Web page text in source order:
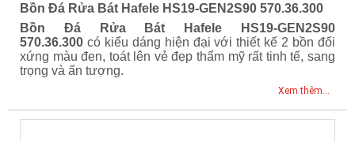
Bồn Đá Rửa Bát Hafele HS19-GEN2S90 570.36.300
Bồn Đá Rửa Bát Hafele HS19-GEN2S90
570.36.300 có kiểu dáng hiện đại với thiết kế 2 bồn đối
xứng màu đen, toát lên vẻ đẹp thẩm mỹ rất tinh tế, sang
trọng và ấn tượng.
Xem thêm...